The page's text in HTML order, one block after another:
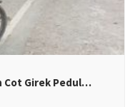
Cot Girek Pedul…